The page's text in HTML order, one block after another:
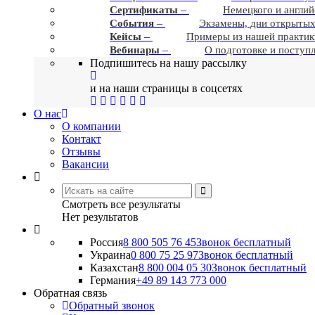
Сертификаты –
Немецкого и
События –
Экзамены, дни
Кейсы –
Примеры из нашей
Вебинары – О подготовке и
Подпишитесь на нашу рассылку
и на наши страницы в соцсетях
О нас
О компании
Контакт
Отзывы
Вакансии
Смотреть все результаты
Нет результатов
Россия8 800 505 76 45Звонок бесплатный
Украина0 800 75 25 97Звонок бесплатный
Казахстан8 800 004 05 30Звонок бесплатный
Германия+49 89 143 773 000
Обратная связь
Обратный звонок